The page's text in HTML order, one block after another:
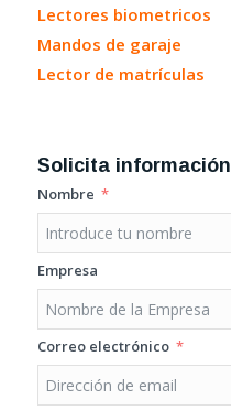
Lectores biometricos
Mandos de garaje
Lector de matrículas
Solicita información
Nombre
Empresa
Correo electrónico